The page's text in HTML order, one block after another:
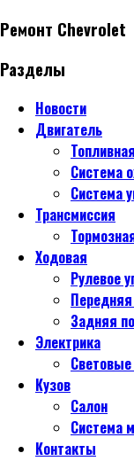
Ремонт Chevrolet
Разделы
Новости
Двигатель
Система
Система
Трансмиссия
Ходовая
Рулевое
Задняя
Электрика
Кузов
Салон
Система
Контакты